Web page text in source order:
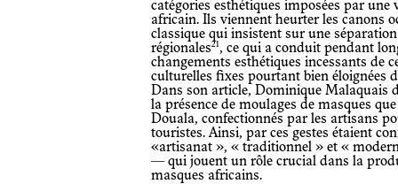
catégories esthétiques imposées par une
africain. Ils viennent heurter les canons
classique qui insistent sur une
régionales21 , ce qui a conduit pendant
changements esthétiques incessants de
culturelles fixes pourtant bien éloignées
Dans son article, Dominique Malaquais
la présence de moulages de masques
Douala, confectionnés par les artisans
touristes. Ainsi, par ces gestes étaient
«artisanat », « traditionnel » et «
— qui jouent un rôle crucial dans la
masques africains.